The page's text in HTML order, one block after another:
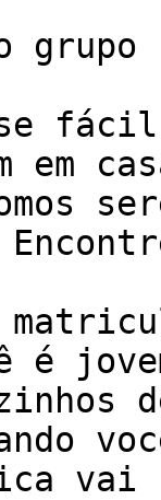
grupo
em
é
vai